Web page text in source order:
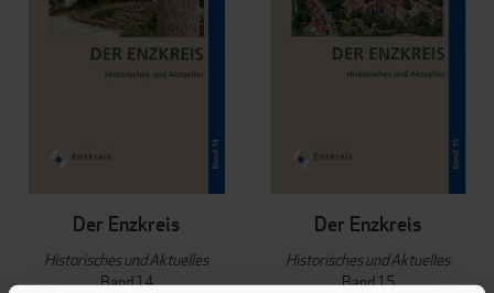
Der Enzkreis
Historisches und Aktuelles
Band 14
Der Enzkreis
Historisches und Aktuelles
Band 15